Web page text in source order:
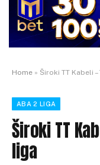
Home » Široki TT Kabeli
ABA 2 LIGA
Široki TT
liga